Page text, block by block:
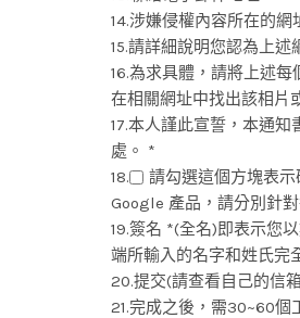
14.涉嫌侵權內容所在的
15.請詳細說明您認為上
16.為求具體，請將上述
在相關網址中找出該相片
17.本人謹此宣誓，本通
處。 *
18.
請勾選這個方塊表
Google 產品，請分別針
19.簽名 *(全名)即表示您
端所輸入的名字和姓氏完
20.提交(請查看自己的信
21.完成之後，需30~60個